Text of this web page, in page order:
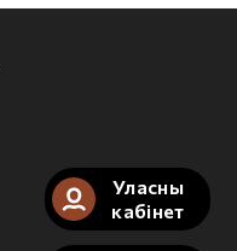
Уласны
кабінет